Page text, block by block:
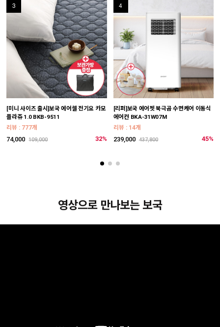
3
[미니 사이즈 출시]보국 에어셀 전기요 카모
플라쥬 1.0 BKB-9511
리뷰 : 777개
32%
74,000 109,000
4
[리퍼]보국 에어젯 북극곰 수면케어 이동식
에어컨 BKA-31W07M
리뷰 : 14개
45%
239,000 437,800
영상으로 만나보는 보국